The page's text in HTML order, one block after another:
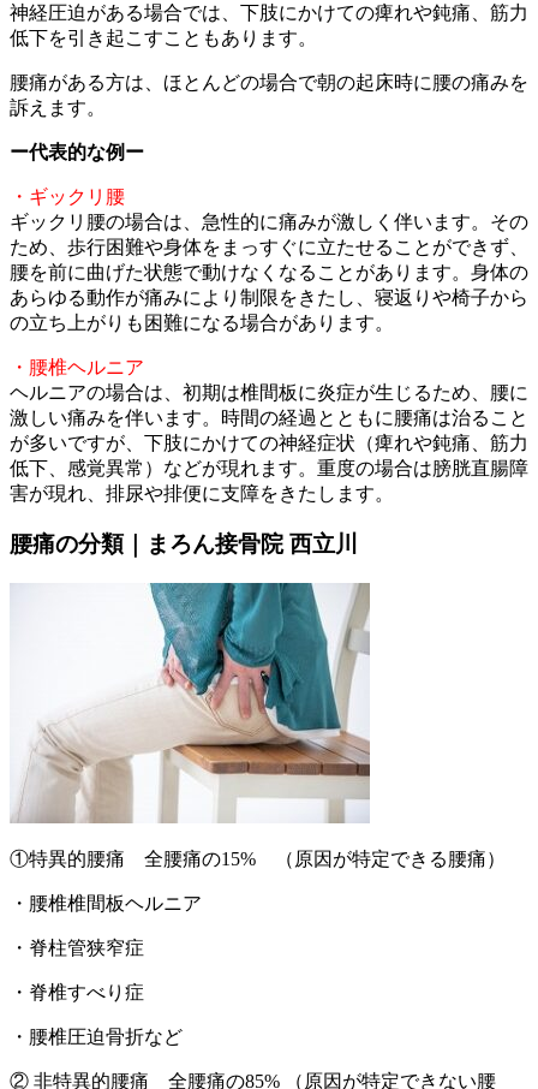
神経圧迫がある場合では、下肢にかけての痺れや鈍痛、筋力
低下を引き起こすこともあります。
腰痛がある方は、ほとんどの場合で朝の起床時に腰の痛みを
訴えます。
ー代表的な例ー
・ギックリ腰
ギックリ腰の場合は、急性的に痛みが激しく伴います。その
ため、歩行困難や身体をまっすぐに立たせることができず、
腰を前に曲げた状態で動けなくなることがあります。身体の
あらゆる動作が痛みにより制限をきたし、寝返りや椅子から
の立ち上がりも困難になる場合があります。
・腰椎ヘルニア
ヘルニアの場合は、初期は椎間板に炎症が生じるため、腰に
激しい痛みを伴います。時間の経過とともに腰痛は治ること
が多いですが、下肢にかけての神経症状（痺れや鈍痛、筋力
低下、感覚異常）などが現れます。重度の場合は膀胱直腸障
害が現れ、排尿や排便に支障をきたします。
腰痛の分類｜まろん接骨院 西立川
①特異的腰痛 全腰痛の15% （原因が特定できる腰痛）
・腰椎椎間板ヘルニア
・脊柱管狭窄症
・脊椎すべり症
・腰椎圧迫骨折など
② 非特異的腰痛 全腰痛の85% （原因が特定できない腰